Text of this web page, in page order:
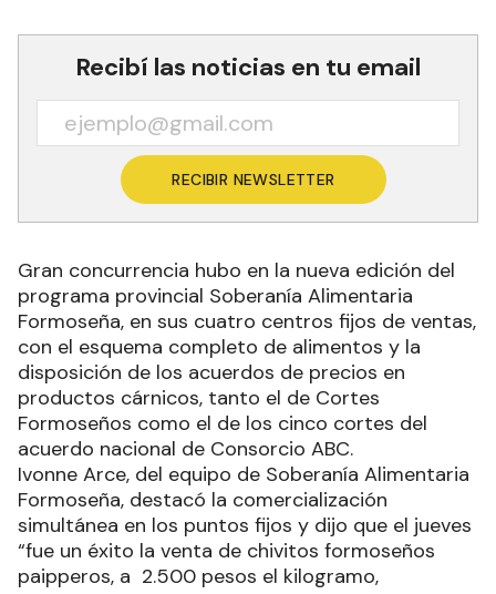
Recibí las noticias en tu email
RECIBIR NEWSLETTER
Gran concurrencia hubo en la nueva edición del
programa provincial Soberanía Alimentaria
Formoseña, en sus cuatro centros fijos de ventas,
con el esquema completo de alimentos y la
disposición de los acuerdos de precios en
productos cárnicos, tanto el de Cortes
Formoseños como el de los cinco cortes del
acuerdo nacional de Consorcio ABC.
Ivonne Arce, del equipo de Soberanía Alimentaria
Formoseña, destacó la comercialización
simultánea en los puntos fijos y dijo que el jueves
“fue un éxito la venta de chivitos formoseños
paipperos, a 2.500 pesos el kilogramo,